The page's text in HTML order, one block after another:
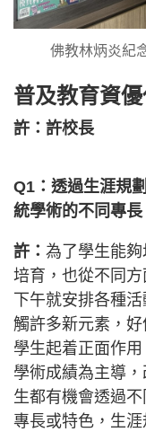
佛教林炳炎紀
普及教育資
許：許校長
Q1：透過生涯規
統學術的不同專
許： 為了學生能
培育，也從不同
下午就安排各種
觸許多新元素，
學生起着正面作
學術成績為主導
生都有機會透過
專長或特色，生